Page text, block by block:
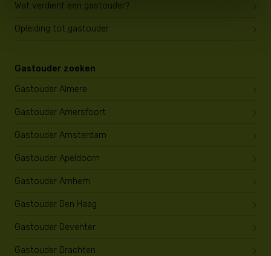
Wat verdient een gastouder?
Opleiding tot gastouder
Gastouder zoeken
Gastouder Almere
Gastouder Amersfoort
Gastouder Amsterdam
Gastouder Apeldoorn
Gastouder Arnhem
Gastouder Den Haag
Gastouder Deventer
Gastouder Drachten